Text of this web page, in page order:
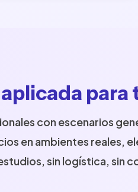
con escenarios
en ambientes reales,
sin logística, sin